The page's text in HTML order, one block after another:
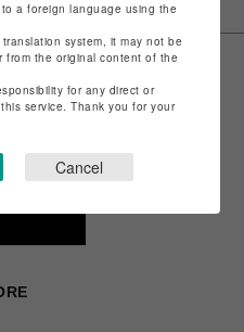
a foreign language using the
system, it may not be
from the original content of the
for any direct or
service. Thank you for your
Cancel